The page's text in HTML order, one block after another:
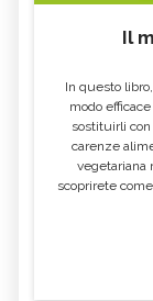
Il
In questo
modo
sostituirli
carenze
vegetariana
scoprirete